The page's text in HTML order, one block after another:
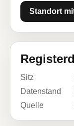
Standort
Sitz
Datenstand
Quelle